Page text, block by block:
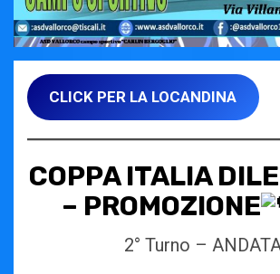
CLICK PER LA LOCANDINA
COPPA ITALIA
– PROMOZIONE
2° Turno –